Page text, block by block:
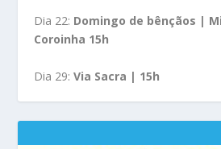
Dia 22: Domingo de bênçãos |
Coroinha 15h
Dia 29:Via Sacra | 15h